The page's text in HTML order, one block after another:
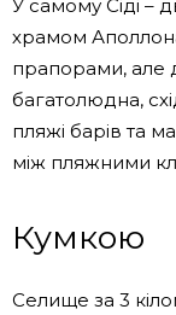
У самому Сіді –
храмом
прапорами, але
багатолюдна,
пляжі барів та
між пляжними
Кумкою
Селище за 3